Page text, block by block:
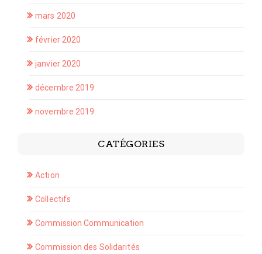
mars 2020
février 2020
janvier 2020
décembre 2019
novembre 2019
CATÉGORIES
Action
Collectifs
Commission Communication
Commission des Solidarités